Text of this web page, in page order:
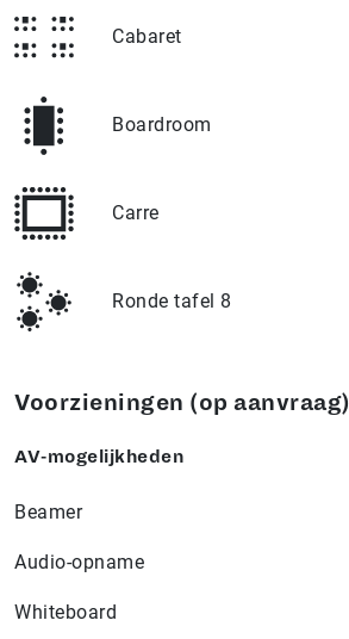
Cabaret
Boardroom
Carre
Ronde tafel 8
Voorzieningen (op aanvraag)
AV-mogelijkheden
Beamer
Audio-opname
Whiteboard